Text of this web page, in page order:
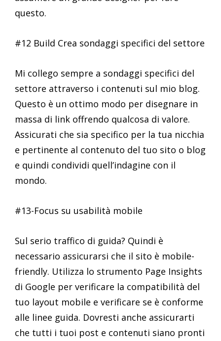
questo.
#12 Build Crea sondaggi specifici del settore
Mi collego sempre a sondaggi specifici del
settore attraverso i contenuti sul mio blog.
Questo è un ottimo modo per disegnare in
massa di link offrendo qualcosa di valore.
Assicurati che sia specifico per la tua nicchia
e pertinente al contenuto del tuo sito o blog
e quindi condividi quell’indagine con il
mondo.
#13-Focus su usabilità mobile
Sul serio traffico di guida? Quindi è
necessario assicurarsi che il sito è mobile-
friendly. Utilizza lo strumento Page Insights
di Google per verificare la compatibilità del
tuo layout mobile e verificare se è conforme
alle linee guida. Dovresti anche assicurarti
che tutti i tuoi post e contenuti siano pronti